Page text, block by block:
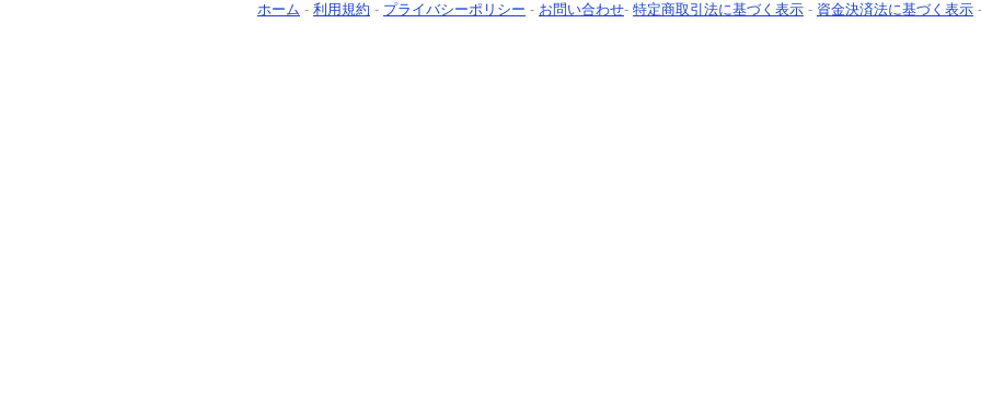
ホーム - 利用規約 - プライバシーポリシー - お問い合わせ- 特定商取引法に基づく表示 - 資金決済法に基づく表示 -